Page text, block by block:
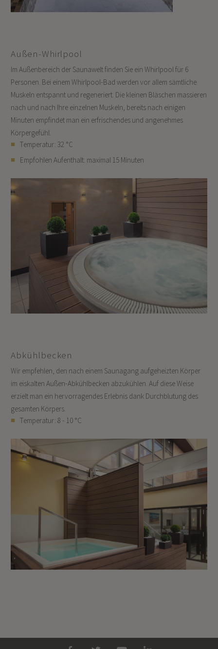
Außen-Whirlpool
Im Außenbereich der Saunawelt finden Sie ein Whirlpool für 6
Personen. Bei einem Whirlpool-Bad werden vor allem sämtliche
Muskeln entspannt und regeneriert. Die kleinen Bläschen massieren
nach und nach Ihre einzelnen Muskeln, bereits nach einigen
Minuten empfindet man ein erfrischendes und angenehmes
Körpergefühl.
Temperatur: 32 °C
Empfohlen Aufenthalt: maximal 15 Minuten
Abkühlbecken
Wir empfehlen, den nach einem Saunagang aufgeheizten Körper
im eiskalten Außen-Abkühlbecken abzukühlen. Auf diese Weise
erzielt man ein hervorragendes Erlebnis dank Durchblutung des
gesamten Körpers.
Temperatur: 8 - 10 °C